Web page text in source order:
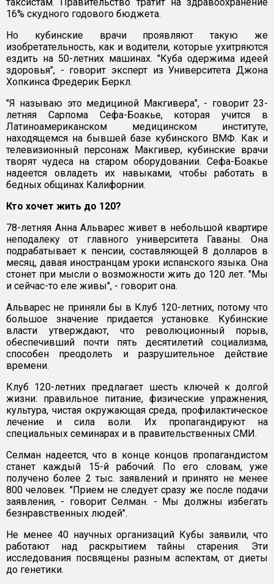
16% скудного годового бюджета.
Но кубинские врачи проявляют такую же
изобретательность, как и водители, которые ухитряются
ездить на 50-летних машинах. "Куба одержима идеей
здоровья", - говорит эксперт из Университета Джона
Хопкинса Фредерик Беркл.
"Я называю это медициной Макгивера", - говорит 23-
летняя Сарпома Сефа-Боакье, которая учится в
Латиноамериканском медицинском институте,
находящемся на бывшей базе кубинского ВМФ. Как и
телевизионный персонаж Макгивер, кубинские врачи
творят чудеса на старом оборудовании. Сефа-Боакье
надеется овладеть их навыками, чтобы работать в
бедных общинах Калифорнии.
Кто хочет жить до 120?
78-летняя Анна Альварес живет в небольшой квартире
неподалеку от главного университета Гаваны. Она
подрабатывает к пенсии, составляющей 8 долларов в
месяц, давая иностранцам уроки испанского языка. Она
стонет при мысли о возможности жить до 120 лет. "Мы
и сейчас-то еле живы", - говорит она.
Альварес не приняли бы в Клуб 120-летних, потому что
большое значение придается установке. Кубинские
власти утверждают, что революционный порыв,
обеспечивший почти пять десятилетий социализма,
способен преодолеть и разрушительное действие
времени.
Клуб 120-летних предлагает шесть ключей к долгой
жизни: правильное питание, физические упражнения,
культура, чистая окружающая среда, профилактическое
лечение и сила воли. Их пропагандируют на
специальных семинарах и в правительственных СМИ.
Селман надеется, что в конце концов пропагандистом
станет каждый 15-й рабочий. По его словам, уже
получено более 2 тыс. заявлений и принято не менее
800 человек. "Прием не следует сразу же после подачи
заявления, - говорит Селман. - Мы должны избегать
безнравственных людей".
Не менее 40 научных организаций Кубы заявили, что
работают над раскрытием тайны старения. Эти
исследования посвящены разным аспектам, от диеты
до генетики.